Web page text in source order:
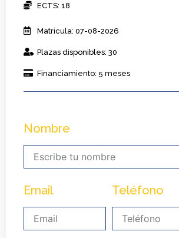
ECTS: 18
Matricula: 07-08-2026
Plazas disponibles: 30
Financiamiento: 5 meses
Nombre
Email Teléfono